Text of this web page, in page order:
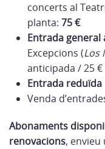
concerts al
planta: 75 €
Entrada general
Excepcions (Los
anticipada / 25
Entrada reduïda
Venda
Abonaments
renovacions, envieu